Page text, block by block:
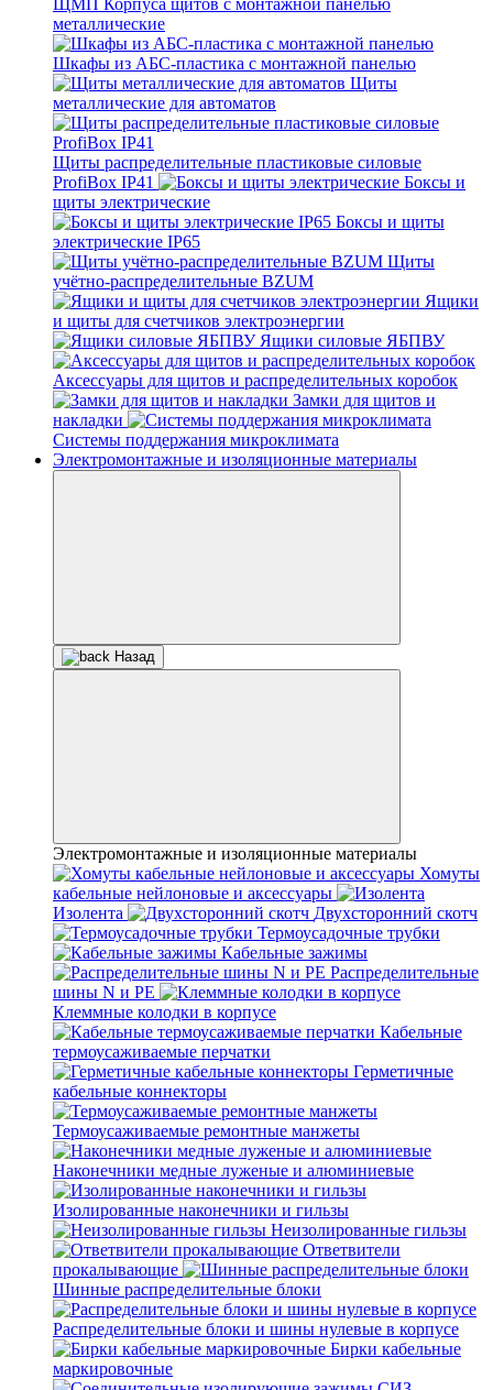
ЩМП Корпуса щитов с монтажной панелью
металлические
Шкафы из АБС-пластика с монтажной панелью
Щиты
металлические для автоматов
Щиты распределительные пластиковые силовые
ProfiBox IP41
Боксы и
щиты электрические
Боксы и щиты
электрические IP65
Щиты
учётно-распределительные BZUM
Ящики
и щиты для счетчиков электроэнергии
Ящики силовые ЯБПВУ
Аксессуары для щитов и распределительных коробок
Замки для щитов и
накладки
Системы поддержания микроклимата
Электромонтажные и изоляционные материалы
Назад
Электромонтажные и изоляционные материалы
Хомуты
кабельные нейлоновые и аксессуары
Изолента
Двухсторонний скотч
Термоусадочные трубки
Кабельные зажимы
Распределительные
шины N и PE
Клеммные колодки в корпусе
Кабельные
термоусаживаемые перчатки
Герметичные
кабельные коннекторы
Термоусаживаемые ремонтные манжеты
Наконечники медные луженые и алюминиевые
Изолированные наконечники и гильзы
Неизолированные гильзы
Ответвители
прокалывающие
Шинные распределительные блоки
Распределительные блоки и шины нулевые в корпусе
Бирки кабельные
маркировочные